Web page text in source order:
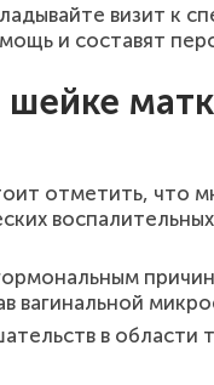
визит к
и составят
отметить, что
вагинальной
в области